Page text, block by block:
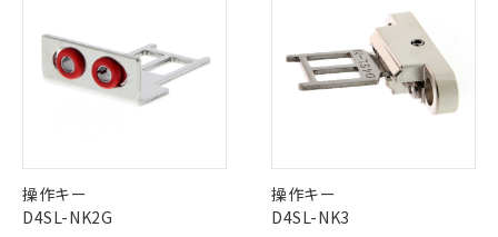
操作キー
D4SL-NK2G
操作キー
D4SL-NK3
(税抜)を提供させていただくもので
す。
当社制御機器事業取扱商品の中には、
本サービスの対象外となる商品もある
タに基づき作成されるものであり、閲
覧された時点での実際の在庫および標
非該当品：ライセンス料など無形物で、有
害物質有無と関係のない商品です。
仕入先様の事情により、非含有部品として
鉛(Pb) 1000ppm以下、 水銀(Hg) 1000ppm以下、 カド
ミウム(Cd) 100ppm以下、
「○」：最大均質材料含有率が中国RoHSの
基準値以下であることを示します。
「×」：最大均質材料含有率が中国RoHSの
い合わせください。
*中国RoHS10物質の基準値 (GB/T26572)：
Pb(鉛) :1000ppm、 Hg(水銀) : 1000ppm、 Cd(カドミウ
（以下｢規制貨物等」という）を輸出
または国外への提供する場合は、日本
国政府の輸出許可(または役務取引許
号